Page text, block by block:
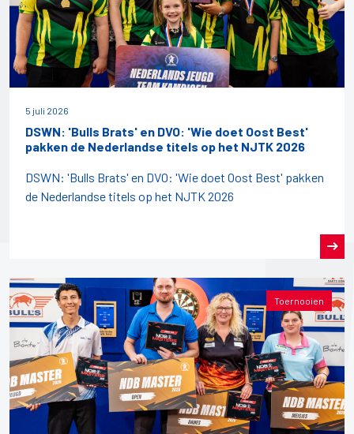
5 juli 2026
DSWN: 'Bulls Brats' en DVO: 'Wie doet Oost Best'
pakken de Nederlandse titels op het NJTK 2026
DSWN: 'Bulls Brats' en DVO: 'Wie doet Oost Best' pakken
de Nederlandse titels op het NJTK 2026
Toernooien